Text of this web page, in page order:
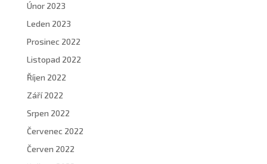
Únor 2023
Leden 2023
Prosinec 2022
Listopad 2022
Říjen 2022
Září 2022
Srpen 2022
Červenec 2022
Červen 2022